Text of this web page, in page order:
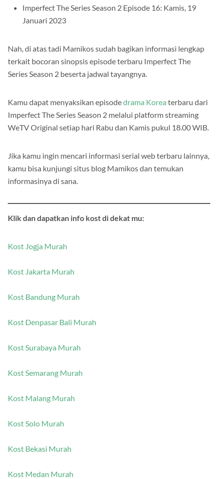
Imperfect The Series Season 2 Episode 16: Kamis, 19
Januari 2023
Nah, di atas tadi Mamikos sudah bagikan informasi lengkap
terkait bocoran sinopsis episode terbaru Imperfect The
Series Season 2 beserta jadwal tayangnya.
Kamu dapat menyaksikan episodedrama Korea terbaru dari
Imperfect The Series Season 2 melalui platform streaming
WeTV Original setiap hari Rabu dan Kamis pukul 18.00 WIB.
Jika kamu ingin mencari informasi serial web terbaru lainnya,
kamu bisa kunjungi situs blog Mamikos dan temukan
informasinya di sana.
Klik dan dapatkan info kost di dekat mu:
Kost Jogja Murah
Kost Jakarta Murah
Kost Bandung Murah
Kost Denpasar Bali Murah
Kost Surabaya Murah
Kost Semarang Murah
Kost Malang Murah
Kost Solo Murah
Kost Bekasi Murah
Kost Medan Murah